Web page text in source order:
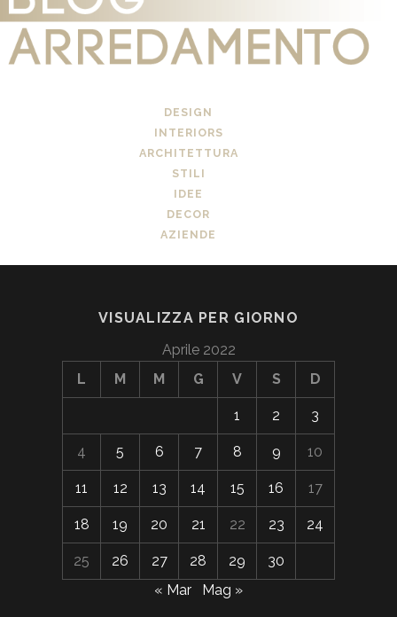
DESIGN
INTERIORS
ARCHITETTURA
STILI
IDEE
DECOR
AZIENDE
VISUALIZZA PER GIORNO
Aprile 2022
L
M M G V S D
1 2 3
4 5 6 7 8 9 10
11 12 13 14 15 16 17
18 19 20 21 22 23 24
25 26 27 28 29
30
« Mar
Mag »